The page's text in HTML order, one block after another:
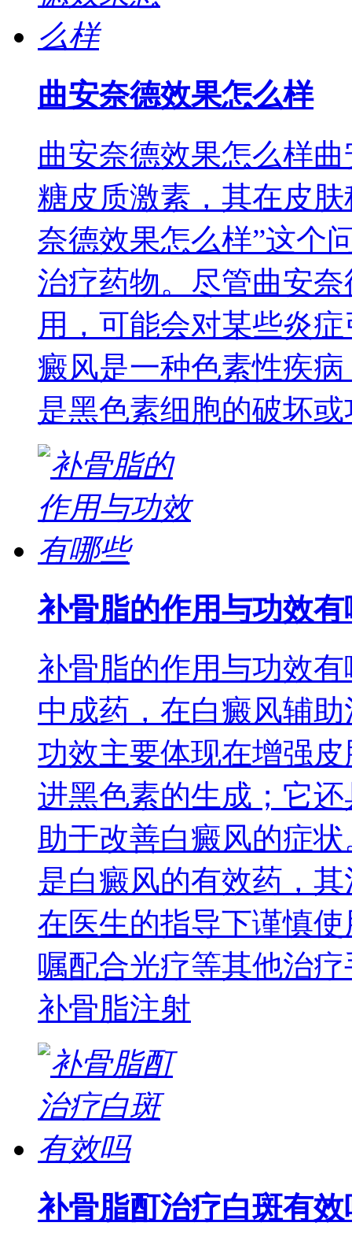
曲安奈德效果怎么样
曲安奈德效果怎么样
糖皮质激素，其在皮
奈德效果怎么样”这个
治疗药物。尽管曲安
用，可能会对某些炎
癜风是一种色素性疾
是黑色素细胞的破坏
补骨脂的作用与功效有
补骨脂的作用与功效
中成药，在白癜风辅
功效主要体现在增强
进黑色素的生成；它
助于改善白癜风的症
是白癜风的有效药，
在医生的指导下谨慎
嘱配合光疗等其他治
补骨脂注射
补骨脂酊治疗白斑有效